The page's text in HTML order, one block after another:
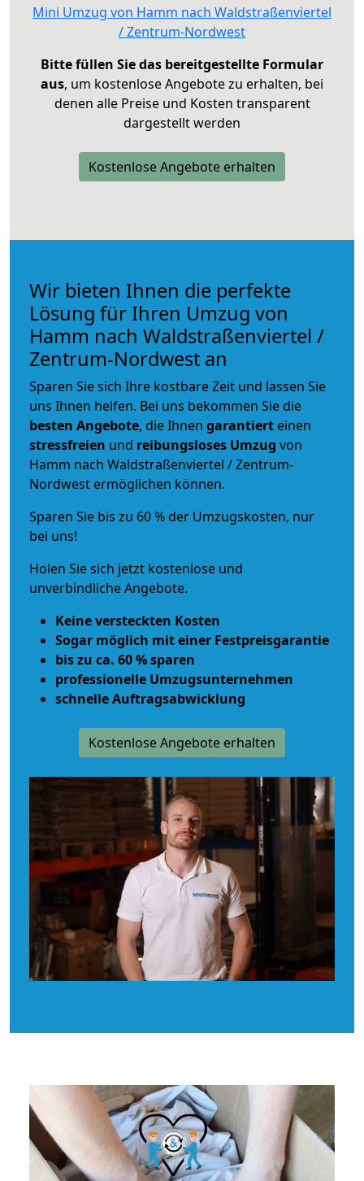
Mini Umzug von Hamm nach Waldstraßenviertel
/ Zentrum-Nordwest
Bitte füllen Sie das bereitgestellte Formular
aus, um kostenlose Angebote zu erhalten, bei
denen alle Preise und Kosten transparent
dargestellt werden
Kostenlose Angebote erhalten
Wir bieten Ihnen die perfekte
Lösung für Ihren Umzug von
Hamm nach Waldstraßenviertel /
Zentrum-Nordwest an
Sparen Sie sich Ihre kostbare Zeit und lassen Sie
uns Ihnen helfen. Bei uns bekommen Sie die
besten Angebote, die Ihnen garantiert einen
stressfreien und reibungsloses Umzug von
Hamm nach Waldstraßenviertel / Zentrum-
Nordwest ermöglichen können.
Sparen Sie bis zu 60 % der Umzugskosten, nur
bei uns!
Holen Sie sich jetzt kostenlose und
unverbindliche Angebote.
Keine versteckten Kosten
Sogar möglich mit einer Festpreisgarantie
bis zu ca. 60 % sparen
professionelle Umzugsunternehmen
schnelle Auftragsabwicklung
Kostenlose Angebote erhalten